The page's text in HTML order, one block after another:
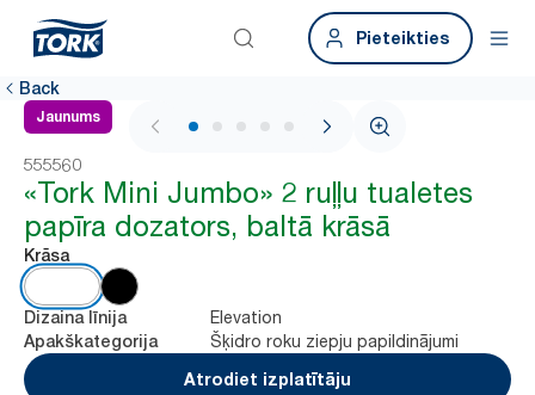
Pieteikties
Back
Jaunums
1 / 5
555560
«Tork Mini Jumbo» 2 ruļļu tualetes
papīra dozators, baltā krāsā
Krāsa
Dizaina līnija Elevation
Apakškategorija
Šķidro roku ziepju papildinājumi
Atrodiet izplatītāju